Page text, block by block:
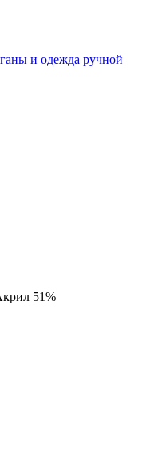
и одежда ручной
51%